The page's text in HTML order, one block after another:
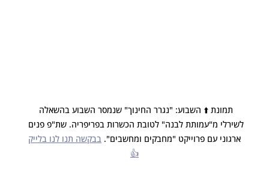
תמונת ⬆️ השבוע: "נגרר החינוך" שנמסר השבוע בהשאלה
לשירלי מ"עמותת לבנה" לטובת הכשרות בפריפריה. שת"פ פנים
ארגוני עם פרוייקט "מחבקים ומחשבים". בבקשה תנו לנו בלייק
👍